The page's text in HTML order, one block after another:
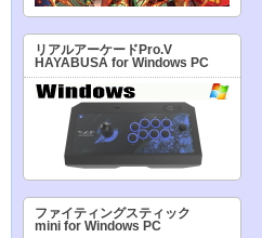
リアルアーケードPro.V
HAYABUSA for Windows PC
ファイティングスティック
mini for Windows PC